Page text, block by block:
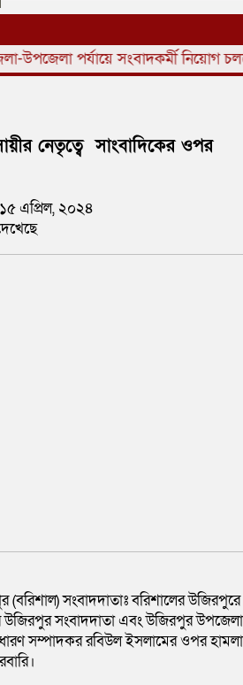
সংবাদকর্মী নিয়োগ চলছে।
নেতৃত্বে সাংবাদিকের ওপর
এপ্রিল, ২০২৪
(বরিশাল) সংবাদদাতাঃ বরিশালের উজিরপুরে
উজিরপুর সংবাদদাতা এবং উজিরপুর উপজেলা
সম্পাদকর রবিউল ইসলামের ওপর হামলা